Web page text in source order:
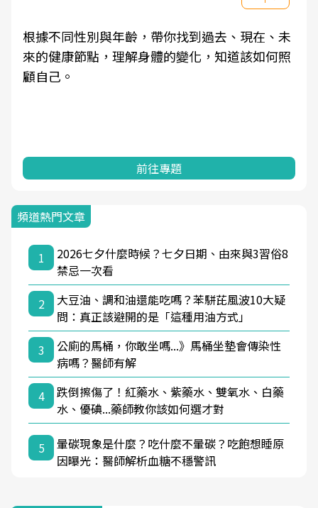
根據不同性別與年齡，帶你找到過去、現在、未
來的健康節點，理解身體的變化，知道該如何照
顧自己。
前往專題
頻道熱門文章
1
2026七夕什麼時候？七夕日期、由來與3習俗8
禁忌一次看
2
大豆油、調和油還能吃嗎？苯駢芘風波10大疑
問：真正該避開的是「這種用油方式」
3
公廁的馬桶，你敢坐嗎...》馬桶坐墊會傳染性
病嗎？醫師有解
4
跌倒擦傷了！紅藥水、紫藥水、雙氧水、白藥
水、優碘...藥師教你該如何選才對
5
暈碳現象是什麼？吃什麼不暈碳？吃飽想睡原
因曝光：醫師解析血糖不穩警訊